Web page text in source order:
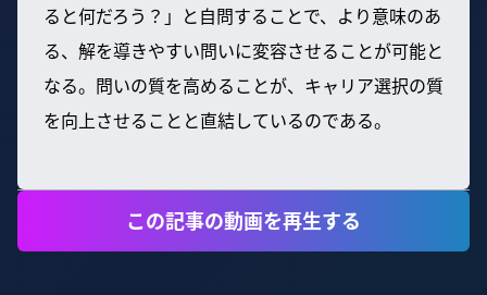
ると何だろう？」と自問することで、より意味のあ
る、解を導きやすい問いに変容させることが可能と
なる。問いの質を高めることが、キャリア選択の質
を向上させることと直結しているのである。
この記事の動画を再生する